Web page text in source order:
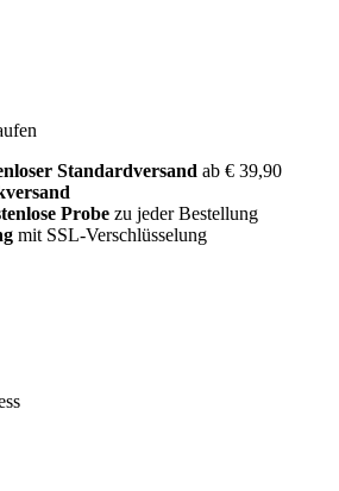
Standardversand ab € 39,90
Probe zu jeder Bestellung
mit SSL-Verschlüsselung